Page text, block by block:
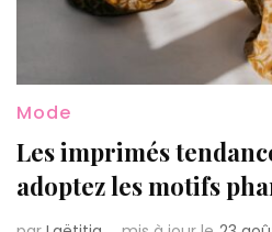
Mode
Les imprimés
adoptez les motifs